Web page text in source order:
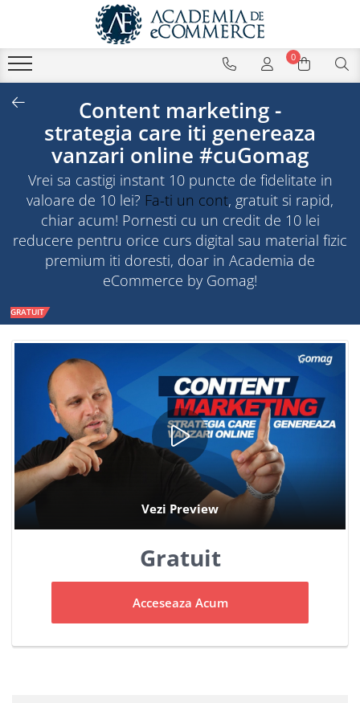
0
Content marketing -
strategia care iti genereaza
vanzari online #cuGomag
Vrei sa castigi instant 10 puncte de fidelitate in
valoare de 10 lei? Fa-ti un cont, gratuit si rapid,
chiar acum! Pornesti cu un credit de 10 lei
reducere pentru orice curs digital sau material fizic
premium iti doresti, doar in Academia de
eCommerce by Gomag!
GRATUIT
Gratuit
Acceseaza Acum